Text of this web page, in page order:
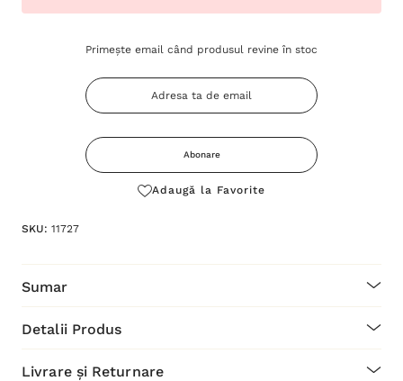
Primește email când produsul revine în stoc
Abonare
Adaugă la Favorite
SKU: 11727
Sumar
Detalii Produs
Livrare și Returnare